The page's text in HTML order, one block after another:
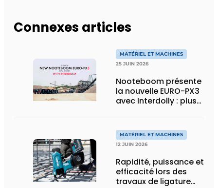
Connexes articles
MATÉRIEL ET MACHINES
25 JUIN 2026
Nooteboom présente
la nouvelle EURO-PX3
avec Interdolly : plus
transport spécial
MATÉRIEL ET MACHINES
12 JUIN 2026
Rapidité, puissance et
efficacité lors des
travaux de ligature